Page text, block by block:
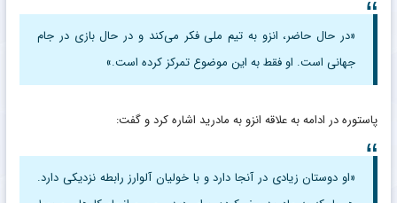
«در حال حاضر، انزو به تیم ملی فکر می‌کند و در حال بازی در جام
جهانی است. او فقط به این موضوع تمرکز کرده است.»
پاستوره در ادامه به علاقه انزو به مادرید اشاره کرد و گفت:
«او دوستان زیادی در آنجا دارد و با خولیان آلوارز رابطه نزدیکی دارد.